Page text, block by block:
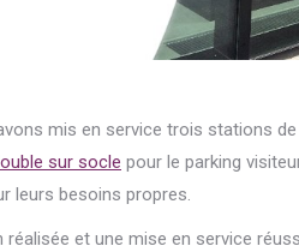
mis en service trois stations
sur socle pour le parking
leurs besoins propres.
réalisée et une mise en service